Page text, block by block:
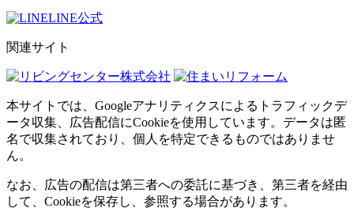
LINE公式
関連サイト
本サイトでは、Googleアナリティクスによるトラフィックデ
ータ収集、広告配信にCookieを使用しています。データは匿
名で収集されており、個人を特定できるものではありませ
ん。
なお、広告の配信は第三者への委託に基づき、第三者を経由
して、Cookieを保存し、参照する場合があります。